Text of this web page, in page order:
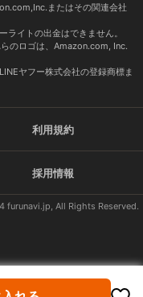
またはその関連会社
ライトの出金はできません。
のロゴは、Amazon.com, Inc.
ヤフー株式会社の登録商標ま
利用規約
採用情報
furunavi.jp, All Rights Reserved.